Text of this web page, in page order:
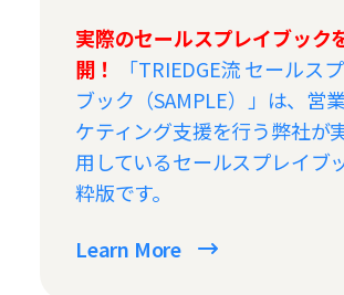
実際のセールスプレイブック
開！
「TRIEDGE流 セールス
ブック（SAMPLE）」は、営
ケティング支援を行う弊社が
用しているセールスプレイブ
粋版です。
Learn More